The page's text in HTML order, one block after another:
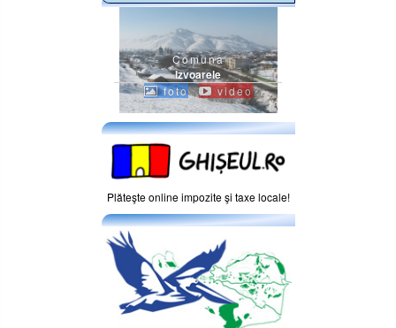
Comuna
Izvoarele
foto video
Plăteşte online impozite şi taxe locale!